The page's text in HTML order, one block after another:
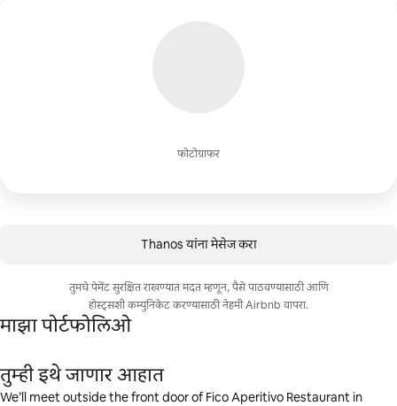
फोटोग्राफर
Thanos यांना मेसेज करा
तुमचे पेमेंट सुरक्षित राखण्यात मदत म्हणून, पैसे पाठवण्यासाठी आणि
होस्ट्सशी कम्युनिकेट करण्यासाठी नेहमी Airbnb वापरा.
माझा पोर्टफोलिओ
तुम्ही इथे जाणार आहात
We’ll meet outside the front door of Fico Aperitivo Restaurant in